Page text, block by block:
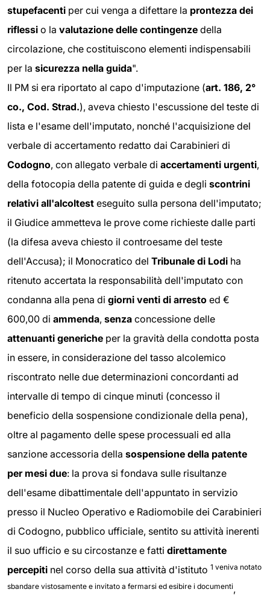
stupefacenti per cui venga a difettare la prontezza dei
riflessi o la valutazione delle contingenze della
circolazione, che costituiscono elementi indispensabili
per la sicurezza nella guida".
Il PM si era riportato al capo d'imputazione (art. 186, 2°
co., Cod. Strad.), aveva chiesto l'escussione del teste di
lista e l'esame dell'imputato, nonché l'acquisizione del
verbale di accertamento redatto dai Carabinieri di
Codogno, con allegato verbale di accertamenti urgenti,
della fotocopia della patente di guida e degli scontrini
relativi all'alcoltest eseguito sulla persona dell'imputato;
il Giudice ammetteva le prove come richieste dalle parti
(la difesa aveva chiesto il controesame del teste
dell'Accusa); il Monocratico del Tribunale di Lodi ha
ritenuto accertata la responsabilità dell'imputato con
condanna alla pena di giorni venti di arresto ed €
600,00 di ammenda, senza concessione delle
attenuanti generiche per la gravità della condotta posta
in essere, in considerazione del tasso alcolemico
riscontrato nelle due determinazioni concordanti ad
intervalle di tempo di cinque minuti (concesso il
beneficio della sospensione condizionale della pena),
oltre al pagamento delle spese processuali ed alla
sanzione accessoria della sospensione della patente
per mesi due: la prova si fondava sulle risultanze
dell'esame dibattimentale dell'appuntato in servizio
presso il Nucleo Operativo e Radiomobile dei Carabinieri
di Codogno, pubblico ufficiale, sentito su attività inerenti
il suo ufficio e su circostanze e fatti direttamente
percepiti nel corso della sua attività d'istituto 1 veniva notato
sbandare vistosamente e invitato a fermarsi ed esibire i documenti,